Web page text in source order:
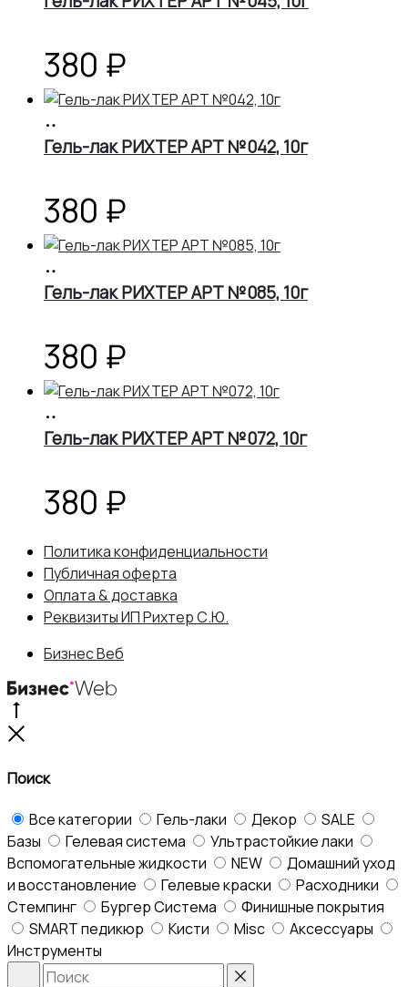
380 ₽
корзину
Гель-лак РИХТЕР АРТ №042, 10г
380 ₽
корзину
Гель-лак РИХТЕР АРТ №085, 10г
380 ₽
корзину
Гель-лак РИХТЕР АРТ №072, 10г
380 ₽
Политика конфиденциальности
Публичная оферта
Оплата & доставка
Реквизиты ИП Рихтер С.Ю.
Бизнес Веб
Поиск
Все категории Гель-лаки Декор
SALE
Базы
Гелевая система
Ультрастойкие лаки
Вспомогательные жидкости
NEW
Домашний уход
и восстановление
Гелевые краски
Расходники
Стемпинг
Бургер Система
Финишные покрытия
SMART педикюр
Кисти Misc
Аксессуары
Инструменты